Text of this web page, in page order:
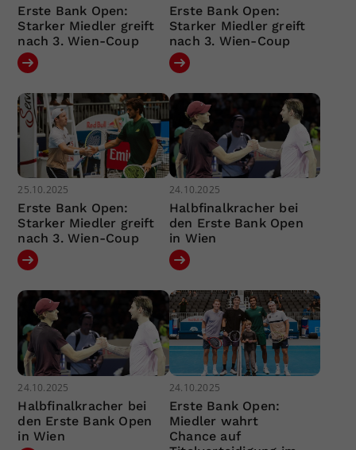
Erste Bank Open:
Starker Miedler greift
nach 3. Wien-Coup
Erste Bank Open:
Starker Miedler greift
nach 3. Wien-Coup
25.10.2025
Erste Bank Open:
Starker Miedler greift
nach 3. Wien-Coup
24.10.2025
Halbfinalkracher bei
den Erste Bank Open
in Wien
24.10.2025
Halbfinalkracher bei
den Erste Bank Open
in Wien
24.10.2025
Erste Bank Open:
Miedler wahrt
Chance auf